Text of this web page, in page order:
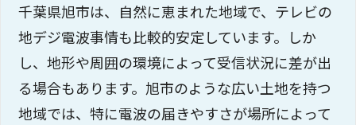
千葉県旭市は、自然に恵まれた地域で、テレビの
地デジ電波事情も比較的安定しています。しか
し、地形や周囲の環境によって受信状況に差が出
る場合もあります。旭市のような広い土地を持つ
地域では、特に電波の届きやすさが場所によって